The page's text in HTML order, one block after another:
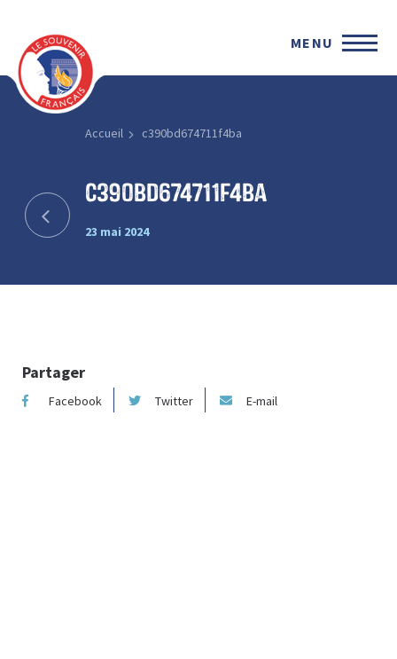
MENU
Accueil c390bd674711f4ba
c390bd674711f4ba
23 mai 2024
Partager
Facebook Twitter E-mail